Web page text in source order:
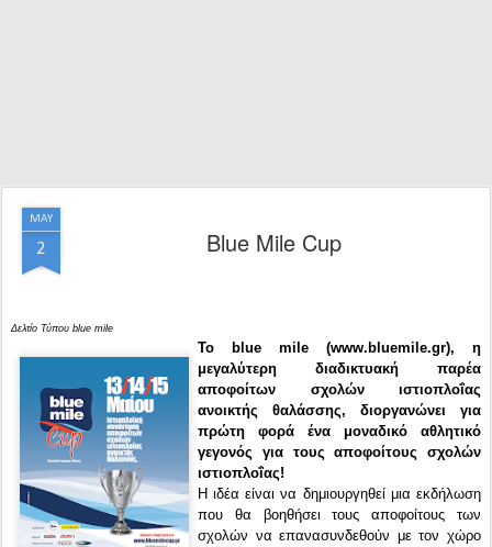
MAY
2 Blue Mile Cup
Δελτίο Τύπου blue mile
Το blue mile (www.bluemile.gr), η
μεγαλύτερη διαδικτυακή παρέα
αποφοίτων σχολών ιστιοπλοΐας
ανοικτής θαλάσσης, διοργανώνει για
πρώτη φορά ένα μοναδικό αθλητικό
γεγονός για τους αποφοίτους σχολών
ιστιοπλοΐας!
Η ιδέα είναι να δημιουργηθεί μια εκδήλωση
που θα βοηθήσει τους αποφοίτους των
σχολών να επανασυνδεθούν με τον χώρο